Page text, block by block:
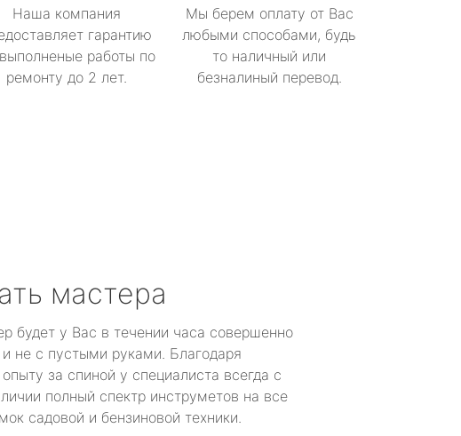
Наша компания
гарантию
работы по
ремонту до 2 лет.
Мы берем оплату от Вас
любыми способами, будь
то наличный или
безналиный перевод.
мастера
будет у Вас в течении часа совершенно
и не с пустыми руками. Благодаря
за спиной у специалиста всегда с
полный спектр инструметов на все
садовой и бензиновой техники.